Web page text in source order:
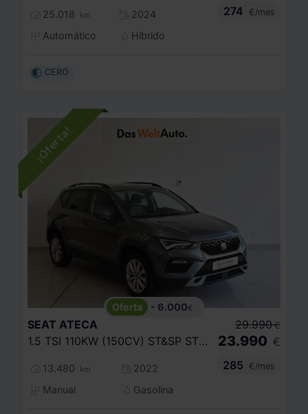
25.018 km
2024
Automático
Híbrido
274
€/mes
CERO
- 6.000€
SEAT ATECA
1.5 TSI 110KW (150CV) ST&SP STYLE
13.480 km
2022
Manual
Gasolina
29.990 €
23.990 €
285
€/mes